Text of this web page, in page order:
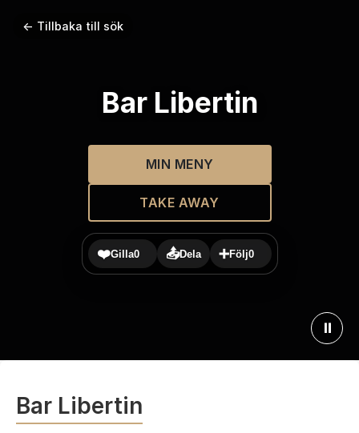
← Tillbaka till sök
Bar Libertin
MIN MENY
TAKE AWAY
❤️Gilla0 📤Dela ➕Följ0
⏸
Bar Libertin